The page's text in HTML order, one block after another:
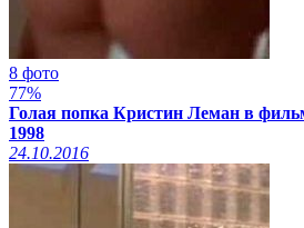
8 фото
77%
Голая попка Кристин Леман в
1998
24.10.2016